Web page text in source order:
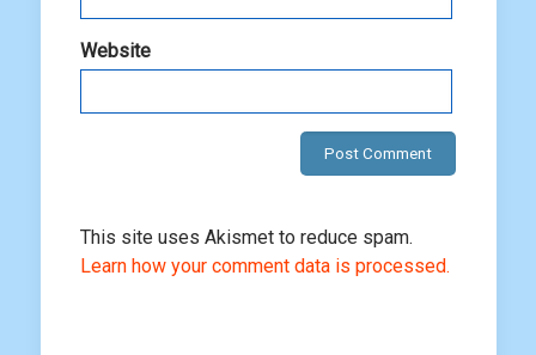
Website
This site uses Akismet to reduce spam.
Learn how your comment data is processed.